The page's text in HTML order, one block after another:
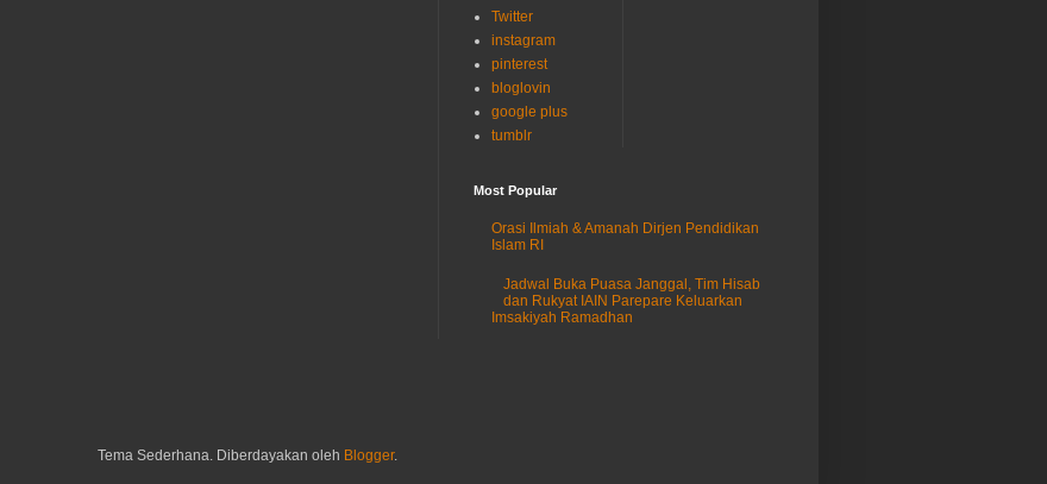
Twitter
instagram
pinterest
bloglovin
google plus
tumblr
Most Popular
Orasi Ilmiah & Amanah Dirjen Pendidikan
Islam RI
Jadwal Buka Puasa Janggal, Tim Hisab
dan Rukyat IAIN Parepare Keluarkan
Imsakiyah Ramadhan
Tema Sederhana. Diberdayakan oleh Blogger.